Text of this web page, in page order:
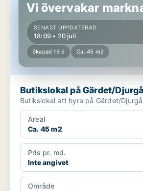
Vi övervakar
SENAST UPPDATERAD
18:09 • 20 juli
Skapad 19 d Ca. 45 m2
Butikslokal på Gärdet/
Butikslokal att hyra på Gärdet/
Areal
Ca. 45 m2
Pris pr. md.
Inte angivet
Område